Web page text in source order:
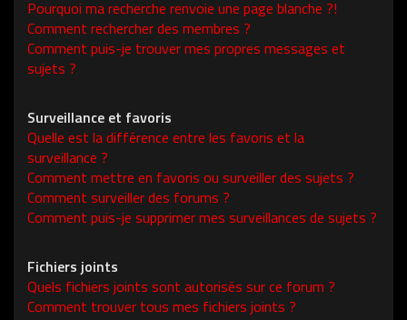
Pourquoi ma recherche renvoie une page blanche ?!
Comment rechercher des membres ?
Comment puis-je trouver mes propres messages et
sujets ?
Surveillance et favoris
Quelle est la différence entre les favoris et la
surveillance ?
Comment mettre en favoris ou surveiller des sujets ?
Comment surveiller des forums ?
Comment puis-je supprimer mes surveillances de sujets ?
Fichiers joints
Quels fichiers joints sont autorisés sur ce forum ?
Comment trouver tous mes fichiers joints ?